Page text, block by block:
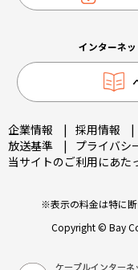
インターネ
企業情報 | 採用情報 |
放送基準
| プライバシ
当サイトのご利用にあた
※表示の料金は特に断
Copyright © Bay